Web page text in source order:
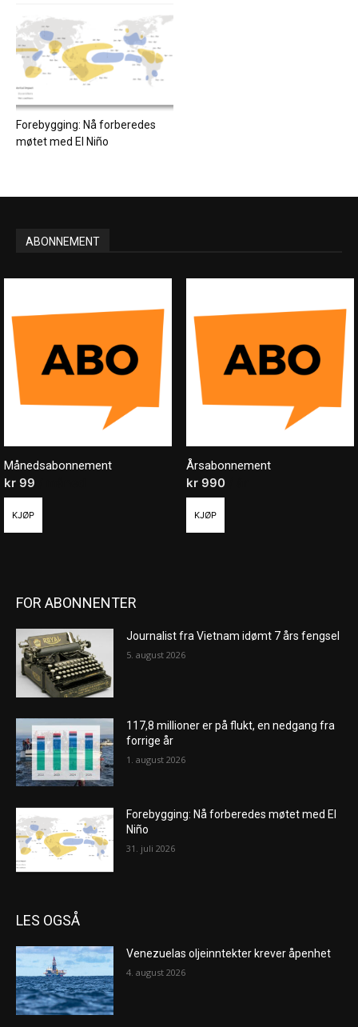
Forebygging: Nå forberedes
møtet med El Niño
ABONNEMENT
Månedsabonnement
kr 99
KJØP
Årsabonnement
kr990
KJØP
FOR ABONNENTER
Journalist fra Vietnam idømt 7 års fengsel
5. august 2026
117,8 millioner er på flukt, en nedgang fra
forrige år
1. august 2026
Forebygging: Nå forberedes møtet med El
Niño
31. juli 2026
LES OGSÅ
Venezuelas oljeinntekter krever åpenhet
4. august 2026